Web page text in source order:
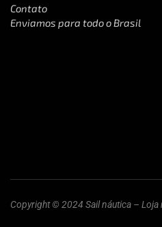
Contato
Enviamos para todo o Brasil
Copyright © 2024 Sail náutica –